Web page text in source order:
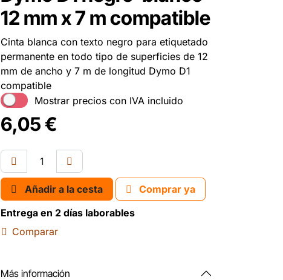
12 mm x 7 m compatible
Cinta blanca con texto negro para etiquetado
permanente en todo tipo de superficies de 12
mm de ancho y 7 m de longitud Dymo D1
compatible
Mostrar precios con IVA incluido
6,05€
Añadir a la cesta
Comprar ya
Entrega en 2 días laborables
Comparar
Más información